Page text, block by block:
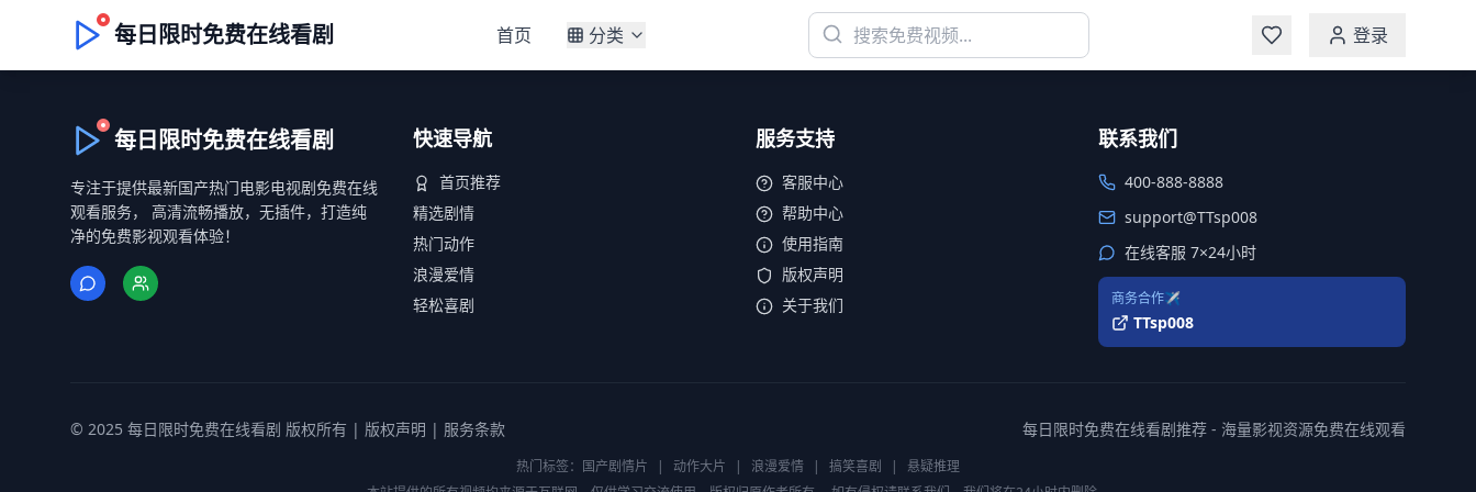
每日限时免费在线看剧 首页 分类 登录
每日限时免费在线看剧
专注于提供最新国产热门电影电视剧免费在线
观看服务， 高清流畅播放，无插件，打造纯
净的免费影视观看体验！
快速导航
首页推荐
精选剧情
热门动作
浪漫爱情
轻松喜剧
服务支持
客服中心
帮助中心
使用指南
版权声明
关于我们
联系我们
400-888-8888
support@TTsp008
在线客服 7×24小时
商务合作✈️
TTsp008
© 2025 每日限时免费在线看剧 版权所有 | 版权声明 | 服务条款 每日限时免费在线看剧推荐 - 海量影视资源免费在线观看
热门标签： 国产剧情片 | 动作大片 | 浪漫爱情 | 搞笑喜剧 |
悬疑推理